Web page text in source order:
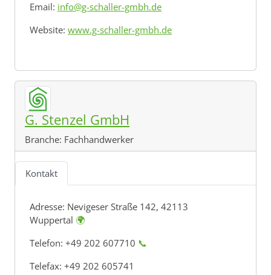
Email: info@g-schaller-gmbh.de
Website: www.g-schaller-gmbh.de
G. Stenzel GmbH
Branche: Fachhandwerker
Kontakt
Adresse: Nevigeser Straße 142, 42113
Wuppertal 🌍
Telefon: +49 202 607710 📞
Telefax: +49 202 605741